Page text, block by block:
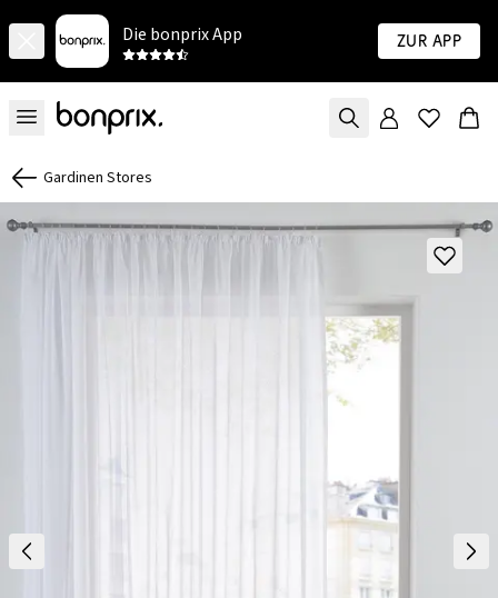
Die bonprix App Zur App
Gardinen Stores